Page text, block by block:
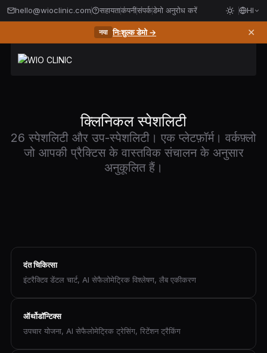
hello@wioclinic.com सहायताकंपनीसंपर्कडेमो अनुरोध करें HI
नया निःशुल्क डेमो → ✕
क्लिनिकल स्पेशलिटी
26 स्पेशलिटी और उप-स्पेशलिटी। एक प्लेटफ़ॉर्म। वर्कफ़्लो
जो आपकी प्रैक्टिस के वास्तविक संचालन के अनुसार
अनुकूलित हैं।
दंत चिकित्सा
इंटरैक्टिव डेंटल चार्ट, AI सेफैलोमेट्रिक विश्लेषण, लैब एकीकरण
ऑर्थोडॉन्टिक्स
उपचार योजना, AI सेफैलोमेट्रिक ट्रेसिंग, रिटेंशन ट्रैकिंग